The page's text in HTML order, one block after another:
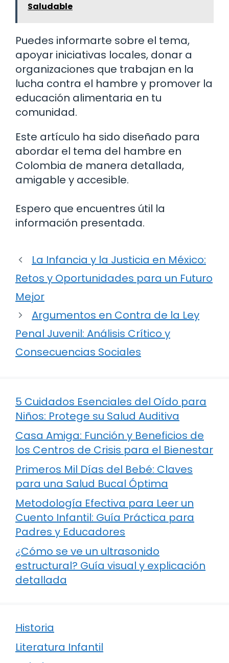
Saludable
Puedes informarte sobre el tema,
apoyar iniciativas locales, donar a
organizaciones que trabajan en la
lucha contra el hambre y promover la
educación alimentaria en tu
comunidad.
Este artículo ha sido diseñado para
abordar el tema del hambre en
Colombia de manera detallada,
amigable y accesible.
Espero que encuentres útil la
información presentada.
La Infancia y la Justicia en México:
Retos y Oportunidades para un Futuro
Mejor
Argumentos en Contra de la Ley
Penal Juvenil: Análisis Crítico y
Consecuencias Sociales
5 Cuidados Esenciales del Oído para
Niños: Protege su Salud Auditiva
Casa Amiga: Función y Beneficios de
los Centros de Crisis para el Bienestar
Primeros Mil Días del Bebé: Claves
para una Salud Bucal Óptima
Metodología Efectiva para Leer un
Cuento Infantil: Guía Práctica para
Padres y Educadores
¿Cómo se ve un ultrasonido
estructural? Guía visual y explicación
detallada
Historia
Literatura Infantil